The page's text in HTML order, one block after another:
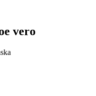
vero